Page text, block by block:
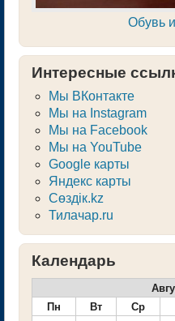
Обувь
Интересные
Мы ВКонтакте
Мы на Instagram
Мы на Facebook
Мы на YouTube
Google карты
Яндекс карты
Сөздік.kz
Тилачар.ru
Календарь
Пн
Вт Ср